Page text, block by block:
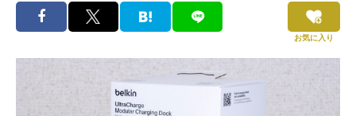
お気に入り